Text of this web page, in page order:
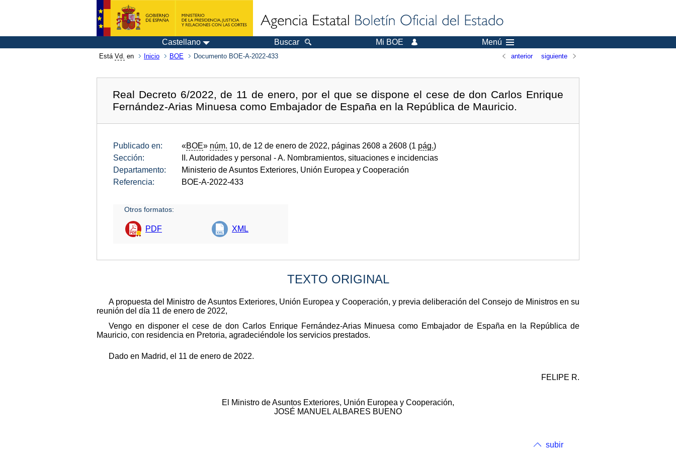
Castellano Buscar Mi BOE Menú
Está Vd. en Inicio BOE Documento BOE-A-2022-433 anterior siguiente
Real Decreto 6/2022, de 11 de enero, por el que se dispone el cese de don Carlos Enrique
Fernández-Arias Minuesa como Embajador de España en la República de Mauricio.
Publicado en: «BOE» núm. 10, de 12 de enero de 2022, páginas 2608 a 2608 (1 pág.)
Sección:
II. Autoridades y personal - A. Nombramientos, situaciones e incidencias
Departamento:
Ministerio de Asuntos Exteriores, Unión Europea y Cooperación
Referencia:
BOE-A-2022-433
Otros formatos:
PDF XML
TEXTO ORIGINAL
A propuesta del Ministro de Asuntos Exteriores, Unión Europea y Cooperación, y previa deliberación del Consejo de Ministros en su
reunión del día 11 de enero de 2022,
Vengo en disponer el cese de don Carlos Enrique Fernández-Arias Minuesa como Embajador de España en la República de
Mauricio, con residencia en Pretoria, agradeciéndole los servicios prestados.
Dado en Madrid, el 11 de enero de 2022.
FELIPE R.
El Ministro de Asuntos Exteriores, Unión Europea y Cooperación,
JOSÉ MANUEL ALBARES BUENO
subir